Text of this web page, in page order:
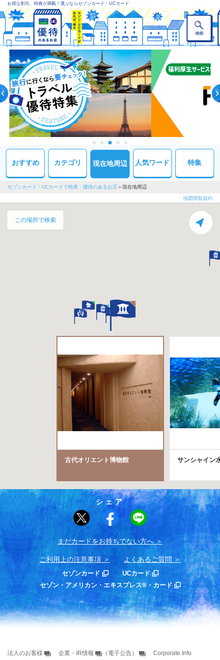
お得な割引、特典が満載！選ぶならセゾンカード・UCカード
おすすめ カテゴリ 現在地周辺 人気ワード 特集
セゾンカード・UCカードで特典・優待のあるお店 現在地周辺
地図閲覧規約
この場所で検索
古代オリエント博物館 サンシャイン
シェア
まだカードをお持ちでない⽅へ
ご利用上の注意事項 よくあるご質問
セゾンカード
UCカード
セゾン・アメリカン・エキスプレス®・カード
法人のお客様 企業・IR情報 （電子公告） Corporate Info